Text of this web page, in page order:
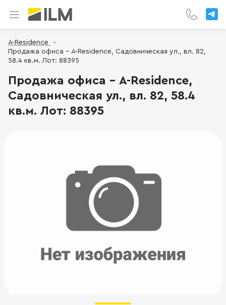
A-Residence
Продажа офиса - A-Residence, Садовническая ул., вл. 82,
58.4 кв.м. Лот: 88395
Продажа офиса - A-Residence,
Садовническая ул., вл. 82, 58.4
кв.м. Лот: 88395